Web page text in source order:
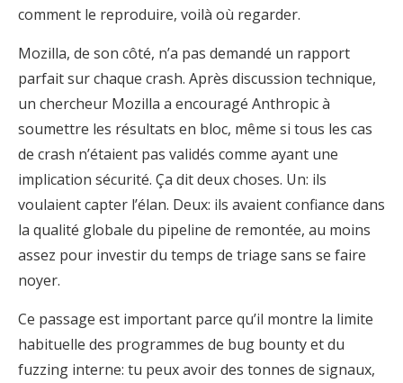
comment le reproduire, voilà où regarder.
Mozilla, de son côté, n’a pas demandé un rapport
parfait sur chaque crash. Après discussion technique,
un chercheur Mozilla a encouragé Anthropic à
soumettre les résultats en bloc, même si tous les cas
de crash n’étaient pas validés comme ayant une
implication sécurité. Ça dit deux choses. Un: ils
voulaient capter l’élan. Deux: ils avaient confiance dans
la qualité globale du pipeline de remontée, au moins
assez pour investir du temps de triage sans se faire
noyer.
Ce passage est important parce qu’il montre la limite
habituelle des programmes de bug bounty et du
fuzzing interne: tu peux avoir des tonnes de signaux,